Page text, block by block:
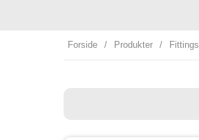
Forside / Produkter / Fittings